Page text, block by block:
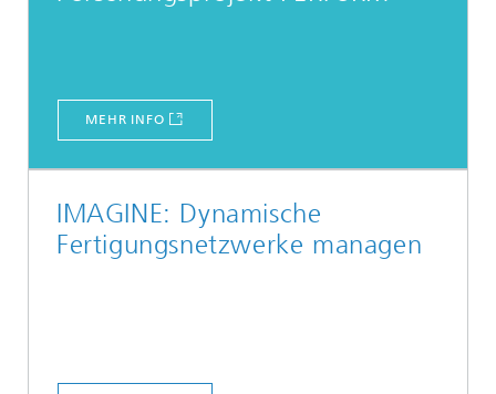
MEHR INFO
IMAGINE: Dynamische
Fertigungsnetzwerke managen